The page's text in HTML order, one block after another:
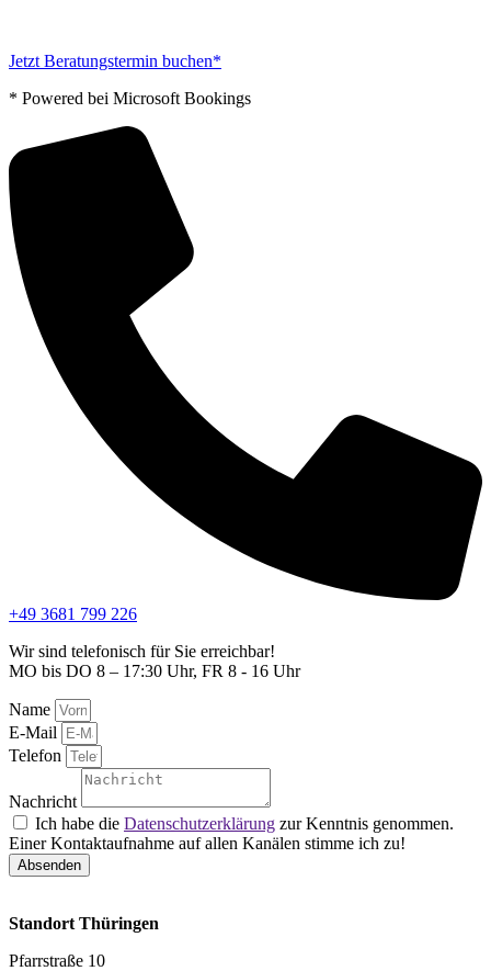
Jetzt Beratungstermin buchen*
* Powered bei Microsoft Bookings
+49 3681 799 226
Wir sind telefonisch für Sie erreichbar!
MO bis DO 8 – 17:30 Uhr, FR 8 - 16 Uhr
Name
E-Mail
Telefon
Nachricht
Ich habe die Datenschutzerklärung zur Kenntnis genommen.
Einer Kontaktaufnahme auf allen Kanälen stimme ich zu!
Absenden
Standort Thüringen
Pfarrstraße 10